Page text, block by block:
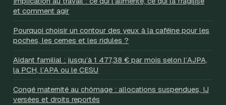
et comment agir
Pourquoi choisir un contour des yeux à la caféine pour les
poches, les cernes et les ridules ?
Aidant familial : jusqu’à 1 477,38 € par mois selon l’AJPA,
la PCH, l’APA ou le CESU
Congé maternité au chômage : allocations suspendues, IJ
versées et droits reportés